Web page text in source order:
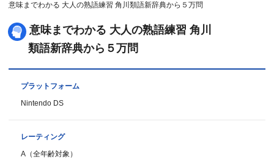
意味までわかる 大人の熟語練習 角川類語新辞典から５万問
意味までわかる 大人の熟語練習 角川
類語新辞典から５万問
プラットフォーム
Nintendo DS
レーティング
A（全年齢対象）